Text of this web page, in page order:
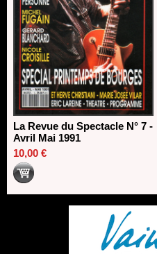
La Revue du Spectacle N° 7 -
Avril Mai 1991
10,00 €